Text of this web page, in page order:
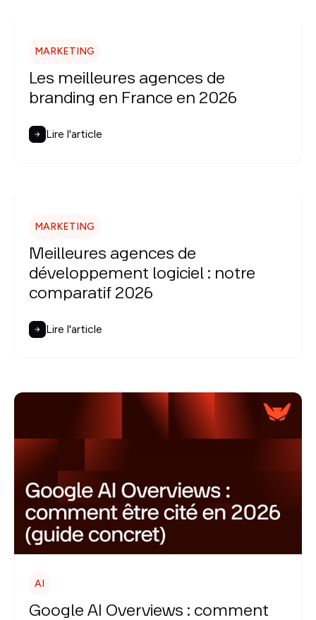
MARKETING
Les meilleures agences de
branding en France en 2026
Lire l'article
MARKETING
Meilleures agences de
développement logiciel : notre
comparatif 2026
Lire l'article
AI
Google AI Overviews : comment